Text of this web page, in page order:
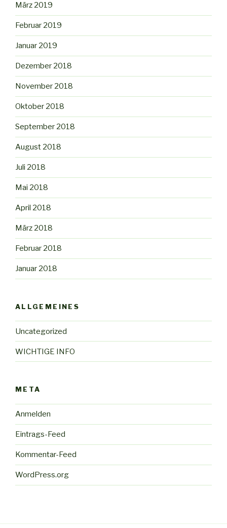
März 2019
Februar 2019
Januar 2019
Dezember 2018
November 2018
Oktober 2018
September 2018
August 2018
Juli 2018
Mai 2018
April 2018
März 2018
Februar 2018
Januar 2018
ALLGEMEINES
Uncategorized
WICHTIGE INFO
META
Anmelden
Eintrags-Feed
Kommentar-Feed
WordPress.org